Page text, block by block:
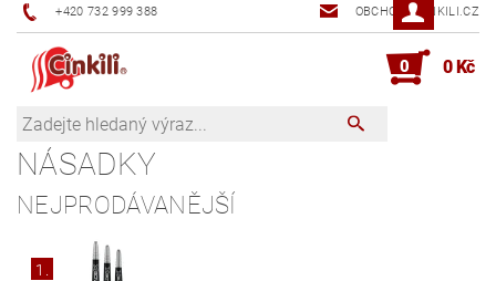
+420 732 999 388 OBCHOD@CINKILI.CZ
0 0 Kč
NÁSADKY
NEJPRODÁVANĚJŠÍ
1.